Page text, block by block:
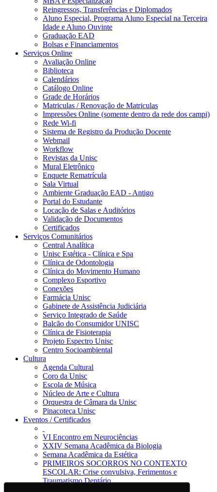
Reingressos, Transferências e Diplomados
Aluno Especial, Programa Aluno Especial na Terceira
Idade e Aluno Ouvinte
Graduação EAD
Bolsas e Financiamentos
Serviços Online
Avaliação Online
Biblioteca
Calendários
Catálogo Online
Grade de Horários
Matriculas / Renovação de Matriculas
Impressões Online (somente dentro da rede dos campi)
Rede Wi-fi
Sistema de Registro da Produção Docente
Webmail
Workflow
Revistas da Unisc
Mural Eletrônico
Enquete Rematrícula
Sala Virtual
Ambiente Graduação EAD - Antigo
Portal do Estudante
Locação de Salas e Auditórios
Validação de Documentos
Certificados
Serviços Comunitários
Central Analítica
Unisc Estética - Clínica e Spa
Clínica de Odontologia
Clínica do Movimento Humano
Complexo Esportivo
Conexões
Farmácia Unisc
Gabinete de Assistência Judiciária
Serviço Integrado de Saúde
Balcão do Consumidor UNISC
Clínica de Fisioterapia
Projeto Espectro Unisc
Centro Socioambiental
Cultura
Agenda Cultural
Coro da Unisc
Escola de Música
Núcleo de Arte e Cultura
Orquestra de Câmara da Unisc
Pinacoteca Unisc
Eventos / Certificados
VI Encontro em Neurociências
XXIV Semana Acadêmica da Biologia
Semana Acadêmica da Estética
PRIMEIROS SOCORROS NO CONTEXTO
ESCOLAR: Crise convulsiva, Ferimentos e
Traumatismo Dentário